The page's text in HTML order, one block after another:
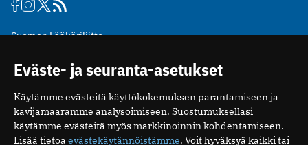
Suomen Lääkäriliitto
00510 Helsinki
puh. (09) 393 091
toimitus@potilaanlaakarilehti.fi
ISSN 2323-9476
Eväste- ja seuranta-asetukset
Käytämme evästeitä käyttökokemuksen parantamiseen ja
kävijämäärämme analysoimiseen. Suostumuksellasi
käytämme evästeitä myös markkinoinnin kohdentamiseen.
Lisää tietoa evästekäytännöistämme. Voit hyväksyä kaikki tai